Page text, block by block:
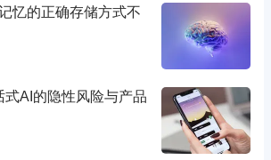
忆的正确存储方式不
式AI的隐性风险与产品